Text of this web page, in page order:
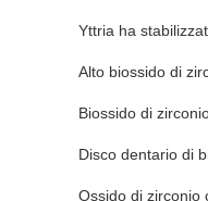
Alto biossido di
Ossido di zirconio